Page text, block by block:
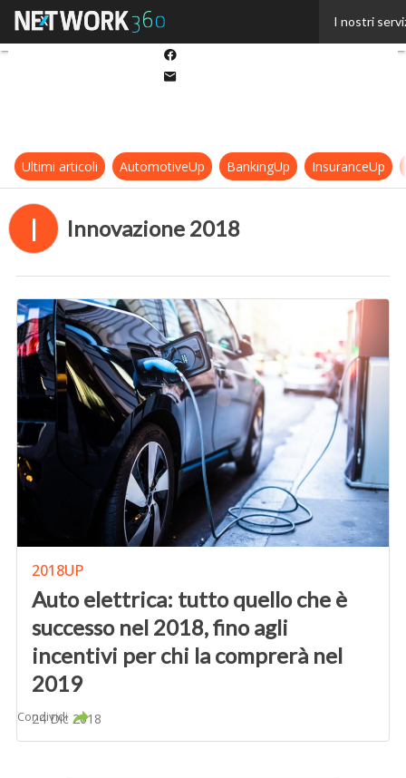
I nostri
Ultimi articoli AutomotiveUp BankingUp InsuranceUp
I Innovazione 2018
2018UP
Auto elettrica: tutto quello che è
successo nel 2018, fino agli
incentivi per chi la comprerà nel
2019
24 Dic 2018
Condividi